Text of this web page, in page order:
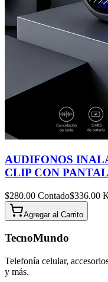
AUDIFONOS
CLIP CON
$280.00 Contado$336.00
Agregar al Carrito
TecnoMundo
Telefonía celular,
y más.